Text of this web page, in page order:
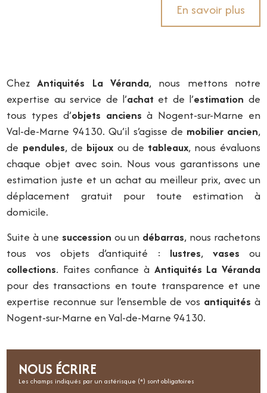
En savoir plus
ChezAntiquités La Véranda, nous mettons notre
expertise au service de l’achat et de l’estimation de
tous types d’objets anciens à Nogent-sur-Marne en
Val-de-Marne 94130. Qu’il s’agisse de mobilier ancien,
de pendules, de bijoux ou de tableaux, nous évaluons
chaque objet avec soin. Nous vous garantissons une
estimation juste et un achat au meilleur prix, avec un
déplacement gratuit pour toute estimation à
domicile.
Suite à une succession ou un débarras, nous rachetons
tous vos objets d’antiquité : lustres,vases ou
collections. Faites confiance à Antiquités La Véranda
pour des transactions en toute transparence et une
expertise reconnue sur l’ensemble de vos antiquités à
Nogent-sur-Marne en Val-de-Marne 94130.
NOUS ÉCRIRE
Les champs indiqués par un astérisque (*) sont obligatoires